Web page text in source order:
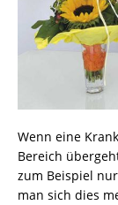
Wenn eine
Bereich
zum Beispiel
man sich dies